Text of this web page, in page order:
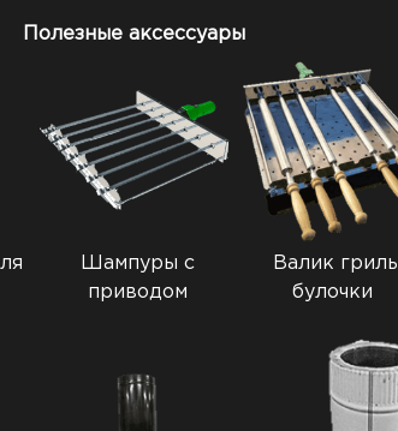
Полезные аксессуары
Шампуры с
приводом
Валик гриль
булочки